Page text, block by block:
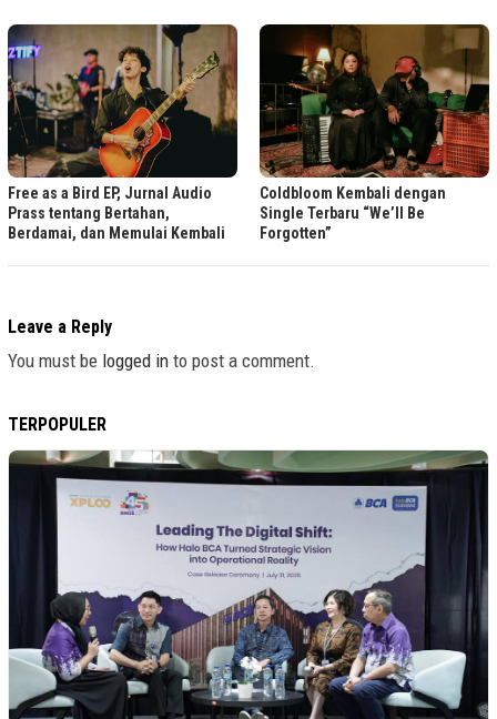
Free as a Bird EP, Jurnal Audio
Prass tentang Bertahan,
Berdamai, dan Memulai Kembali
Coldbloom Kembali dengan
Single Terbaru “We’ll Be
Forgotten”
Leave a Reply
You must be logged in to post a comment.
TERPOPULER